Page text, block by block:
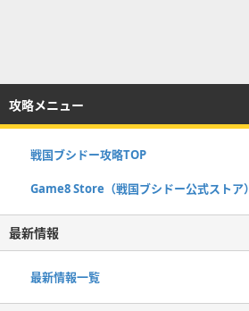
攻略メニュー
戦国ブシドー攻略TOP
Game8 Store（戦国ブシドー公式ストア）
最新情報
最新情報一覧